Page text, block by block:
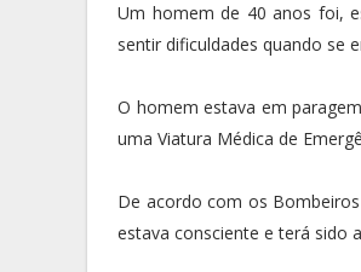
Um homem de 40 anos foi,
sentir dificuldades quando se
O homem estava em
uma Viatura Médica de
De acordo com os
estava consciente e terá sido